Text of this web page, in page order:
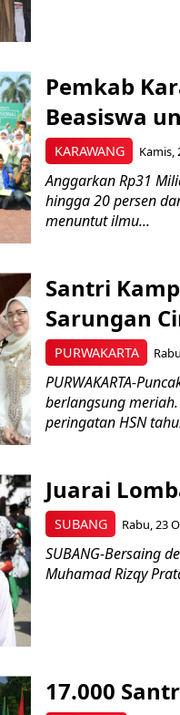
KARAWANG
Pemkab
Beasiswa
Kamis,
Anggarkan Rp31
hingga 20 persen
menuntut ilmu...
PURWAKARTA
Santri
Sarungan
PURWAKARTA-
berlangsung
peringatan HSN
SUBANG
Juarai
Rabu, 23
SUBANG-Bersaing
Muhamad Rizqy
17.000